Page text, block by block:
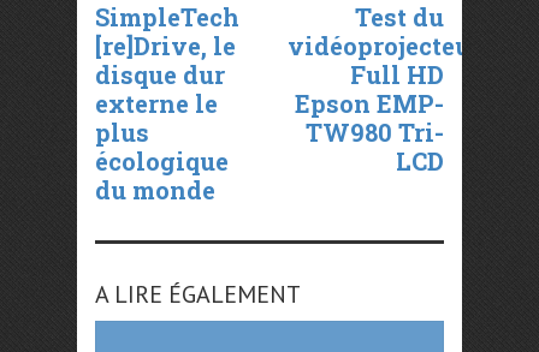
SimpleTech
[re]Drive, le
disque dur
externe le
plus
écologique
du monde
Test du
vidéoprojecteur
Full HD
Epson EMP-
TW980 Tri-
LCD
A LIRE ÉGALEMENT